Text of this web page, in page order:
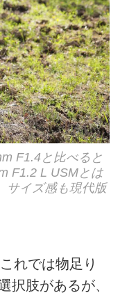
F1.4と比べると
F1.2 L USMとは
サイズ感も現代版
れでは物足り
択肢があるが、